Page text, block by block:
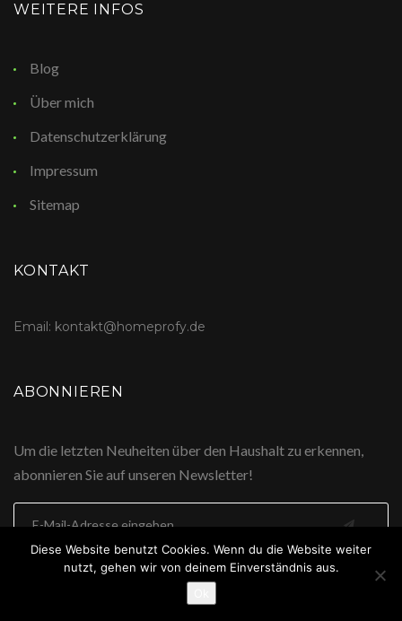
WEITERE INFOS
Blog
Über mich
Datenschutzerklärung
Impressum
Sitemap
KONTAKT
Email: kontakt@homeprofy.de
ABONNIEREN
Um die letzten Neuheiten über den Haushalt zu erkennen,
abonnieren Sie auf unseren Newsletter!
Copyright © 2026 All Rights Reserved by HomeProfy
Diese Website benutzt Cookies. Wenn du die Website weiter
nutzt, gehen wir von deinem Einverständnis aus.